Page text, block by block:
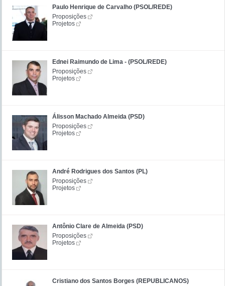
Paulo Henrique de Carvalho (PSOL/REDE)
Proposições
Projetos
Ednei Raimundo de Lima - (PSOL/REDE)
Proposições
Projetos
Álisson Machado Almeida (PSD)
Proposições
Projetos
André Rodrigues dos Santos (PL)
Proposições
Projetos
Antônio Clare de Almeida (PSD)
Proposições
Projetos
Cristiano dos Santos Borges (REPUBLICANOS)